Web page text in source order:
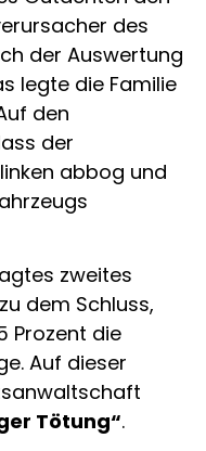
des
der Auswertung
legte die Familie
den
der
abbog und
zweites
dem Schluss,
Prozent die
Auf dieser
Tötung“.